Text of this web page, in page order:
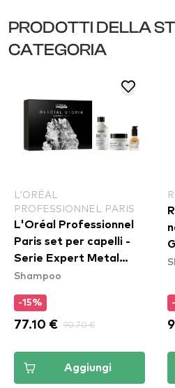
PRODOTTI DELLA
CATEGORIA
L'ORÉAL
PROFESSIONNEL PARIS
L'Oréal Professionnel
Paris set per capelli -
Serie Expert Metal
Detox Trio
Shampoo
-15%
77.10 € 90.70 €
Aggiungi